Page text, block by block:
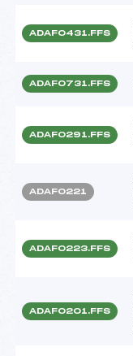
ADAF0431.FFS
ADAF0731.FFS
ADAF0291.FFS
ADAF0221
ADAF0223.FFS
ADAF0201.FFS